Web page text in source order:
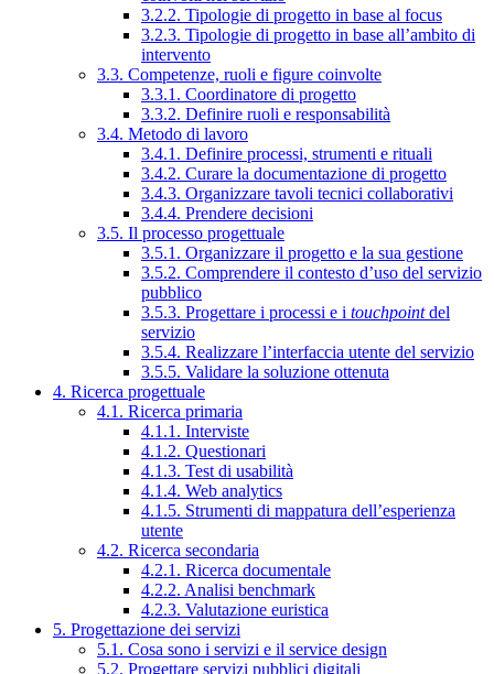
3.2.2. Tipologie di progetto in base al focus
3.2.3. Tipologie di progetto in base all’ambito di
intervento
3.3. Competenze, ruoli e figure coinvolte
3.3.1. Coordinatore di progetto
3.3.2. Definire ruoli e responsabilità
3.4. Metodo di lavoro
3.4.1. Definire processi, strumenti e rituali
3.4.2. Curare la documentazione di progetto
3.4.3. Organizzare tavoli tecnici collaborativi
3.4.4. Prendere decisioni
3.5. Il processo progettuale
3.5.1. Organizzare il progetto e la sua gestione
3.5.2. Comprendere il contesto d’uso del servizio
pubblico
3.5.3. Progettare i processi e i touchpointdel
servizio
3.5.4. Realizzare l’interfaccia utente del servizio
3.5.5. Validare la soluzione ottenuta
4. Ricerca progettuale
4.1. Ricerca primaria
4.1.1. Interviste
4.1.2. Questionari
4.1.3. Test di usabilità
4.1.4. Web analytics
4.1.5. Strumenti di mappatura dell’esperienza
utente
4.2. Ricerca secondaria
4.2.1. Ricerca documentale
4.2.2. Analisi benchmark
4.2.3. Valutazione euristica
5. Progettazione dei servizi
5.1. Cosa sono i servizi e il service design
5.2. Progettare servizi pubblici digitali